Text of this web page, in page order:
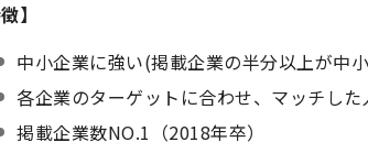
】
中小企業に強い(掲載企業の半分以上が中
各企業のターゲットに合わせ、マッチし
掲載企業数NO.1（2018年卒）